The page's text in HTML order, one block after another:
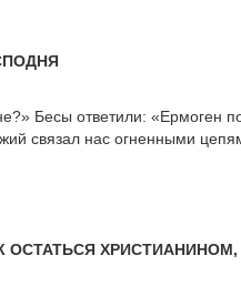
Бесы ответили: «Ермоген
связал нас огненными
ОСТАТЬСЯ